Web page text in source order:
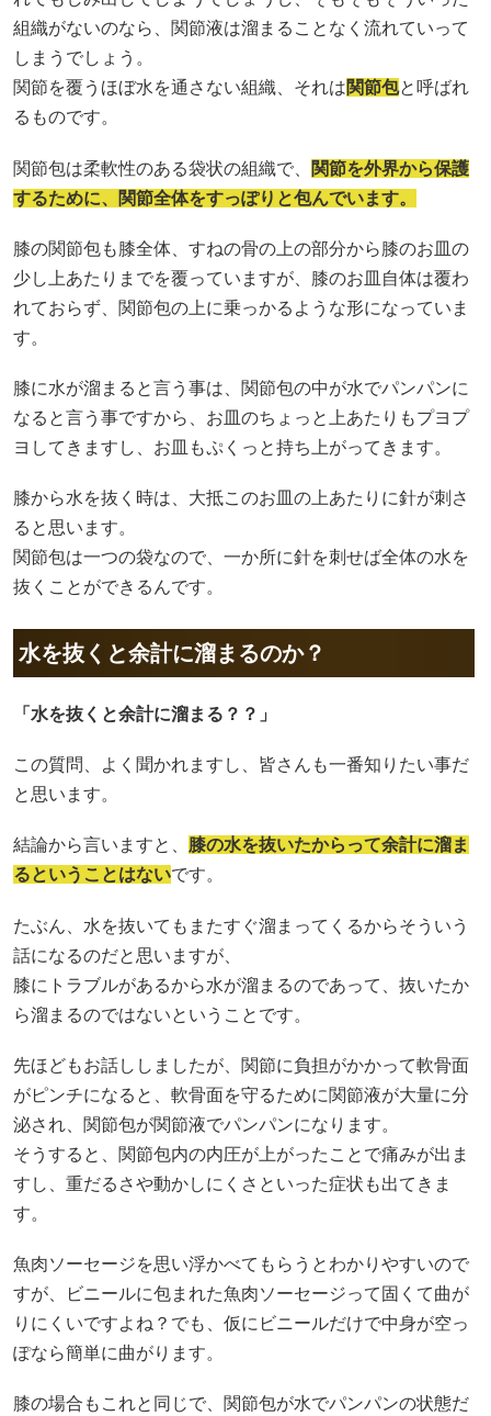
組織がないのなら、関節液は溜まることなく流れていって
しまうでしょう。
関節を覆うほぼ水を通さない組織、それは関節包と呼ばれ
るものです。
関節包は柔軟性のある袋状の組織で、
関節を外界から保護
するために、関節全体をすっぽりと包んでいます。
膝の関節包も膝全体、すねの骨の上の部分から膝のお皿の
少し上あたりまでを覆っていますが、膝のお皿自体は覆わ
れておらず、関節包の上に乗っかるような形になっていま
す。
膝に水が溜まると言う事は、関節包の中が水でパンパンに
なると言う事ですから、お皿のちょっと上あたりもプヨプ
ヨしてきますし、お皿もぷくっと持ち上がってきます。
膝から水を抜く時は、大抵このお皿の上あたりに針が刺さ
ると思います。
関節包は一つの袋なので、一か所に針を刺せば全体の水を
抜くことができるんです。
水を抜くと余計に溜まるのか？
「水を抜くと余計に溜まる？？」
この質問、よく聞かれますし、皆さんも一番知りたい事だ
と思います。
結論から言いますと、 膝の水を抜いたからって余計に溜ま
るということはないです。
たぶん、水を抜いてもまたすぐ溜まってくるからそういう
話になるのだと思いますが、
膝にトラブルがあるから水が溜まるのであって、抜いたか
ら溜まるのではないということです。
先ほどもお話ししましたが、関節に負担がかかって軟骨面
がピンチになると、軟骨面を守るために関節液が大量に分
泌され、関節包が関節液でパンパンになります。
そうすると、関節包内の内圧が上がったことで痛みが出ま
すし、重だるさや動かしにくさといった症状も出てきま
す。
魚肉ソーセージを思い浮かべてもらうとわかりやすいので
すが、ビニールに包まれた魚肉ソーセージって固くて曲が
りにくいですよね？でも、仮にビニールだけで中身が空っ
ぽなら簡単に曲がります。
膝の場合もこれと同じで、関節包が水でパンパンの状態だ